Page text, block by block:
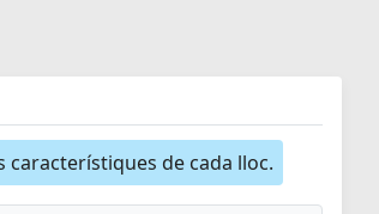
característiques de cada lloc.